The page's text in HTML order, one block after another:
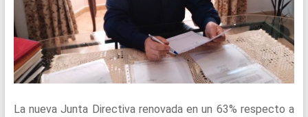
La nueva Junta Directiva renovada en un 63% respecto a